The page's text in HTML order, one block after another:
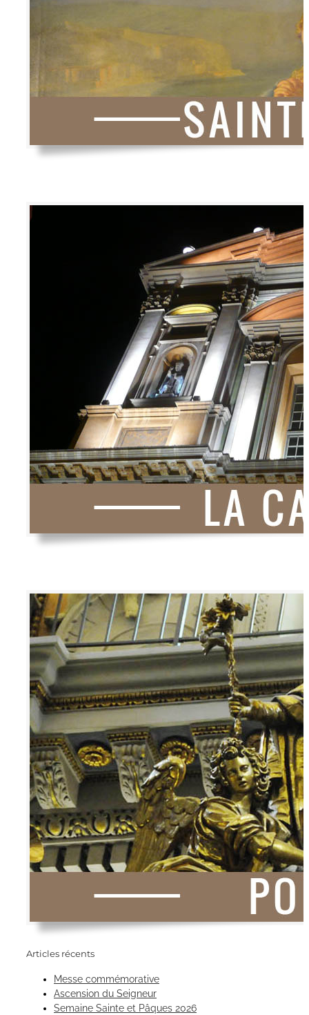
Articles récents
Messe commémorative
Ascension du Seigneur
Semaine Sainte et Pâques 2026